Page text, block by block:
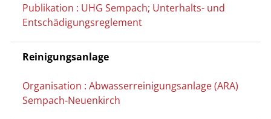
Publikation : UHG Sempach; Unterhalts- und
Entschädigungsreglement
Reinigungsanlage
Organisation : Abwasserreinigungsanlage (ARA)
Sempach-Neuenkirch